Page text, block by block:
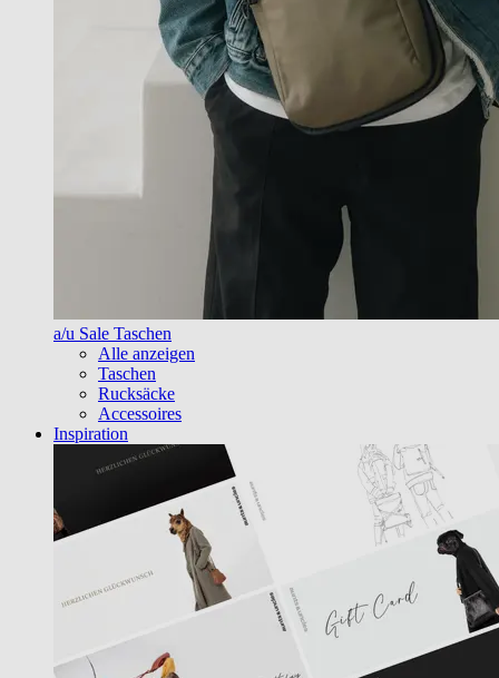
a/u Sale Taschen
Alle anzeigen
Taschen
Rucksäcke
Accessoires
Inspiration